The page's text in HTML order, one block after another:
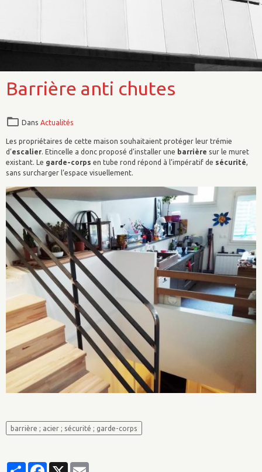
Barrière anti chutes
Dans Actualités
Les propriétaires de cette maison souhaitaient protéger leur trémie
d’escalier. Etincelle a donc proposé d’installer une barrière sur le muret
existant. Le garde-corps en tube rond répond à l’impératif de sécurité,
sans surcharger l’espace visuellement.
barrière ; acier ; sécurité ; garde-corps
PartagerFacebook
X